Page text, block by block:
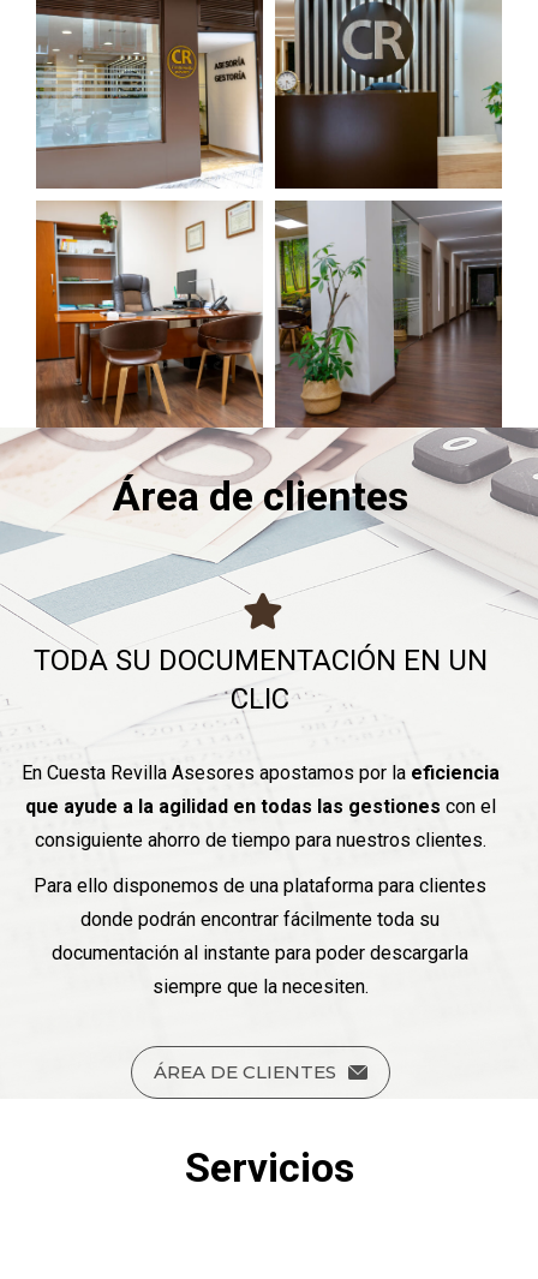
Área de clientes
TODA SU DOCUMENTACIÓN EN UN
CLIC
En Cuesta Revilla Asesores apostamos por la eficiencia
que ayude a la agilidad en todas las gestiones con el
consiguiente ahorro de tiempo para nuestros clientes.
Para ello disponemos de una plataforma para clientes
donde podrán encontrar fácilmente toda su
documentación al instante para poder descargarla
siempre que la necesiten.
ÁREA DE CLIENTES
Servicios